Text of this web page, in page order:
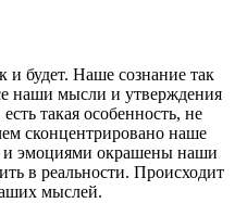
и будет. Наше сознание так
наши мысли и утверждения
такая особенность, не
сконцентрировано наше
и эмоциями окрашены наши
в реальности. Происходит
мыслей.